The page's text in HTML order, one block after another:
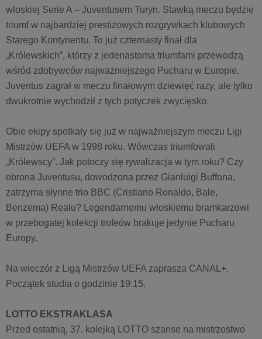
włoskiej Serie A – Juventusem Turyn. Stawką meczu będzie
triumf w najbardziej prestiżowych rozgrywkach klubowych
Starego Kontynentu. To już czternasty finał dla
„Królewskich”, którzy z jedenastoma triumfami przewodzą
wśród zdobywców najważniejszego Pucharu w Europie.
Juventus zagrał w meczu finałowym dziewięć razy, ale tylko
dwukrotnie wychodził z tych potyczek zwycięsko.
Obie ekipy spotkały się już w najważniejszym meczu Ligi
Mistrzów UEFA w 1998 roku. Wówczas triumfowali
„Królewscy”. Jak potoczy się rywalizacja w tym roku? Czy
obrona Juventusu, dowodzona przez Gianluigi Buffona,
zatrzyma słynne trio BBC (Cristiano Ronaldo, Bale,
Benzema) Realu? Legendarnemu włoskiemu bramkarzowi
w przebogatej kolekcji trofeów brakuje jedynie Pucharu
Europy.
Na wieczór z Ligą Mistrzów UEFA zaprasza CANAL+.
Początek studia o godzinie 19:15.
LOTTO EKSTRAKLASA
Przed ostatnią, 37. kolejką LOTTO szanse na mistrzostwo